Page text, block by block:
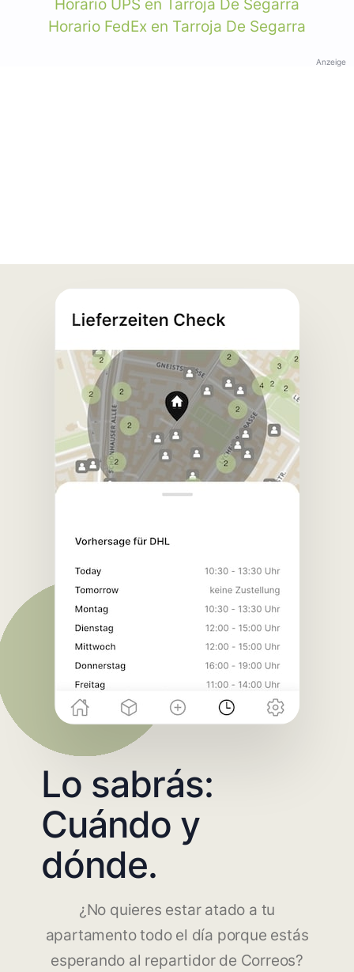
Horario UPS en Tarroja De Segarra
Horario FedEx en Tarroja De Segarra
Anzeige
Lo sabrás:
Cuándo y
dónde.
¿No quieres estar atado a tu
apartamento todo el día porque estás
esperando al repartidor de Correos?